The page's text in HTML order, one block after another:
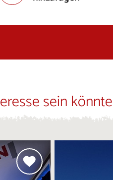
sein könnte